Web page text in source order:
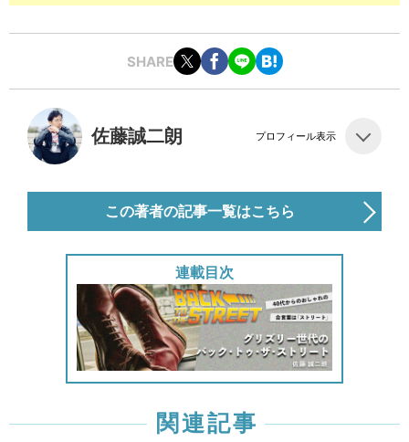
SHARE
佐藤誠二朗 プロフィール表示
この著者の記事一覧はこちら
連載目次
関連記事